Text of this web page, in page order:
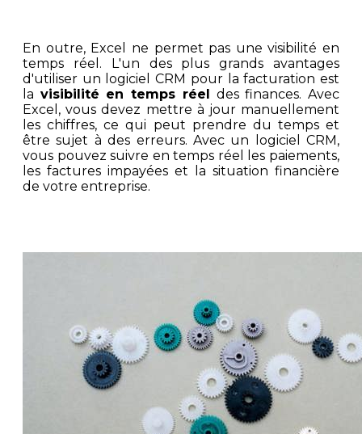
En outre, Excel ne permet pas une visibilité en
temps réel. L'un des plus grands avantages
d'utiliser un logiciel CRM pour la facturation est
la visibilité en temps réel des finances. Avec
Excel, vous devez mettre à jour manuellement
les chiffres, ce qui peut prendre du temps et
être sujet à des erreurs. Avec un logiciel CRM,
vous pouvez suivre en temps réel les paiements,
les factures impayées et la situation financière
de votre entreprise.